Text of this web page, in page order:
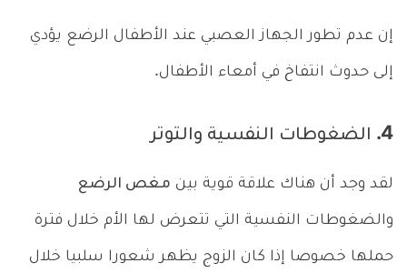
إن عدم تطور الجهاز العصبي عند الأطفال الرضع يؤدي
إلى حدوث انتفاخ في أمعاء الأطفال.
4. الضغوطات النفسية والتوتر
لقد وجد أن هناك علاقة قوية بين مغص الرضع
والضغوطات النفسية التي تتعرض لها الأم خلال فترة
حملها خصوصا إذا كان الزوج يظهر شعورا سلبيا خلال